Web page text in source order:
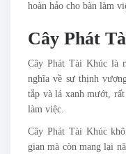
hoàn hảo cho bàn làm
Cây Phát
Cây Phát Tài Khúc là
nghĩa về sự thịnh
tắp và lá xanh mướt,
làm việc.
Cây Phát Tài Khúc
gian mà còn mang lại